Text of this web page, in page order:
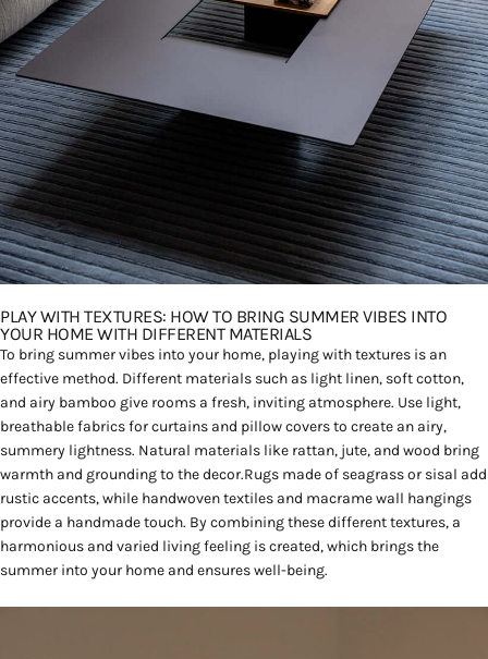
PLAY WITH TEXTURES: HOW TO BRING SUMMER VIBES INTO
YOUR HOME WITH DIFFERENT MATERIALS
To bring summer vibes into your home, playing with textures is an
effective method. Different materials such as light linen, soft cotton,
and airy bamboo give rooms a fresh, inviting atmosphere. Use light,
breathable fabrics for curtains and pillow covers to create an airy,
summery lightness. Natural materials like rattan, jute, and wood bring
warmth and grounding to the decor.Rugs made of seagrass or sisal add
rustic accents, while handwoven textiles and macrame wall hangings
provide a handmade touch. By combining these different textures, a
harmonious and varied living feeling is created, which brings the
summer into your home and ensures well-being.